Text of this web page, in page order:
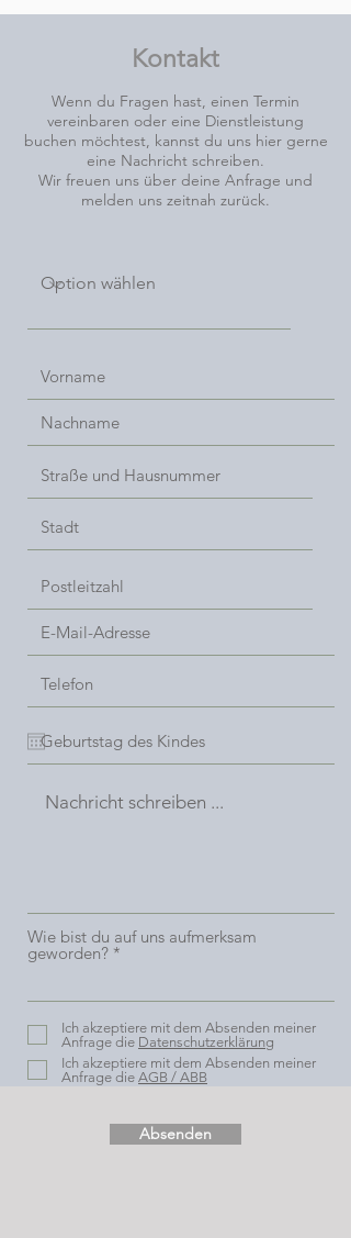
Kontakt
Wenn du Fragen hast, einen Termin
vereinbaren oder eine Dienstleistung
buchen möchtest, kannst du uns hier gerne
eine Nachricht schreiben.
Wir freuen uns über deine Anfrage und
melden uns zeitnah zurück.
Wie bist du auf uns aufmerksam
geworden?
Ich akzeptiere mit dem Absenden meiner
Anfrage die Datenschutzerklärung
Ich akzeptiere mit dem Absenden meiner
Anfrage die AGB / ABB
Absenden